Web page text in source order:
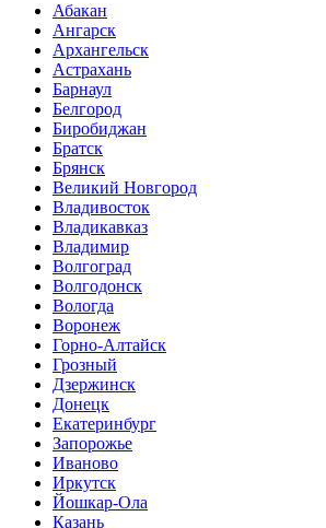
Абакан
Ангарск
Архангельск
Астрахань
Барнаул
Белгород
Биробиджан
Братск
Брянск
Великий Новгород
Владивосток
Владикавказ
Владимир
Волгоград
Волгодонск
Вологда
Воронеж
Горно-Алтайск
Грозный
Дзержинск
Донецк
Екатеринбург
Запорожье
Иваново
Иркутск
Йошкар-Ола
Казань